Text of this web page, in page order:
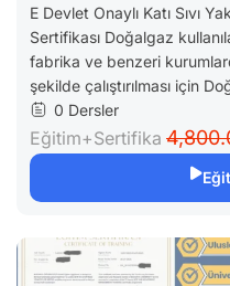
E Devlet Onaylı Katı Sıvı
Sertifikası Doğalgaz
fabrika ve benzeri
şekilde çalıştırılması için
0 Dersler
Eğitim+Sertifika